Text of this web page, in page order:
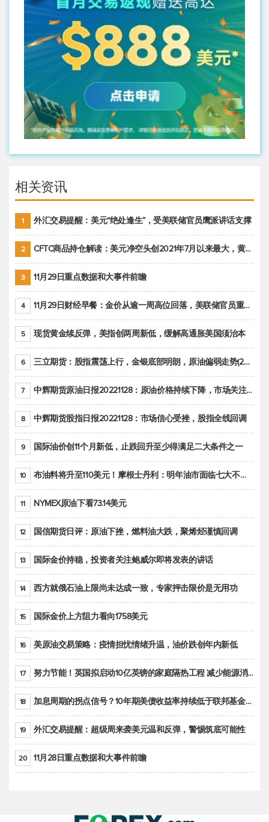
相关资讯
1 外汇交易提醒：美元“绝处逢生”，受美联储官员鹰派讲话支撑
2 CFTC商品持仓解读：美元净空头创2021年7月以来最大，黄金期货投机性净多头头寸减少
3 11月29日重点数据和大事件前瞻
4 11月29日财经早餐：金价从逾一周高位回落，美联储官员重申鹰派立场推动美元回升
5 现货黄金续反弹，美指创两周新低，缓解高通胀美国须治本
6 三立期货：股指震荡上行，金银底部明朗，原油偏弱走势(20221128收评)
7 中辉期货原油日报20221128：原油价格持续下降，市场关注OPEC+新一轮产能政策
8 中辉期货股指日报20221128：市场信心受挫，股指全线回调
9 国际油价创11个月新低，止跌回升至少得满足二大条件之一
10 布油料将升至110美元！摩根士丹利：明年油市面临七大不确定性
11 NYMEX原油下看73.14美元
12 国信期货日评：原油下挫，燃料油大跌，聚烯烃谨慎回调
13 国际金价持稳，投资者关注鲍威尔即将发表的讲话
14 西方就俄石油上限尚未达成一致，专家抨击限价是无用功
15 国际金价上方阻力看向1758美元
16 美原油交易策略：疫情担忧情绪升温，油价跌创年内新低
17 努力节能！英国拟启动10亿英镑的家庭隔热工程 减少能源消耗
18 加息周期的拐点信号？10年期美债收益率持续低于联邦基金利率目标区间
19 外汇交易提醒：超级周来袭美元温和反弹，警惕筑底可能性
20 11月28日重点数据和大事件前瞻